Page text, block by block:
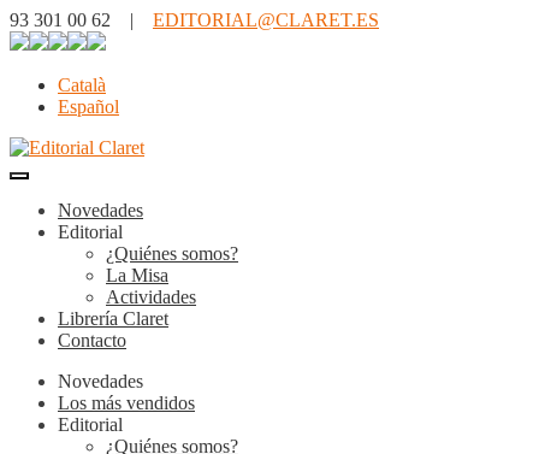
93 301 00 62 | EDITORIAL@CLARET.ES
Català
Español
Novedades
Editorial
¿Quiénes somos?
La Misa
Actividades
Librería Claret
Contacto
Novedades
Los más vendidos
Editorial
¿Quiénes somos?